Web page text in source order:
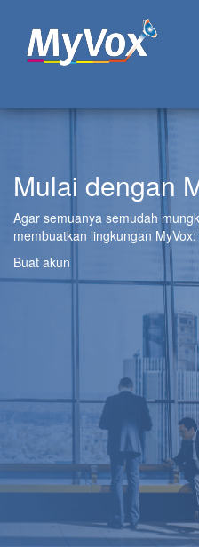
Mulai dengan
Agar semuanya semudah
membuatkan lingkungan MyVox:
Buat akun